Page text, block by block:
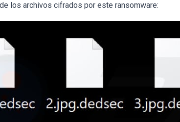
los archivos cifrados por este ransomware: